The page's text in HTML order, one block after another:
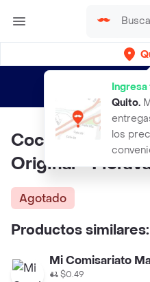
Quito.
los
envíos gratis
Coca-Cola Pack
Original +
Agotado
Productos similares:
Mi Comisariato
$0.49